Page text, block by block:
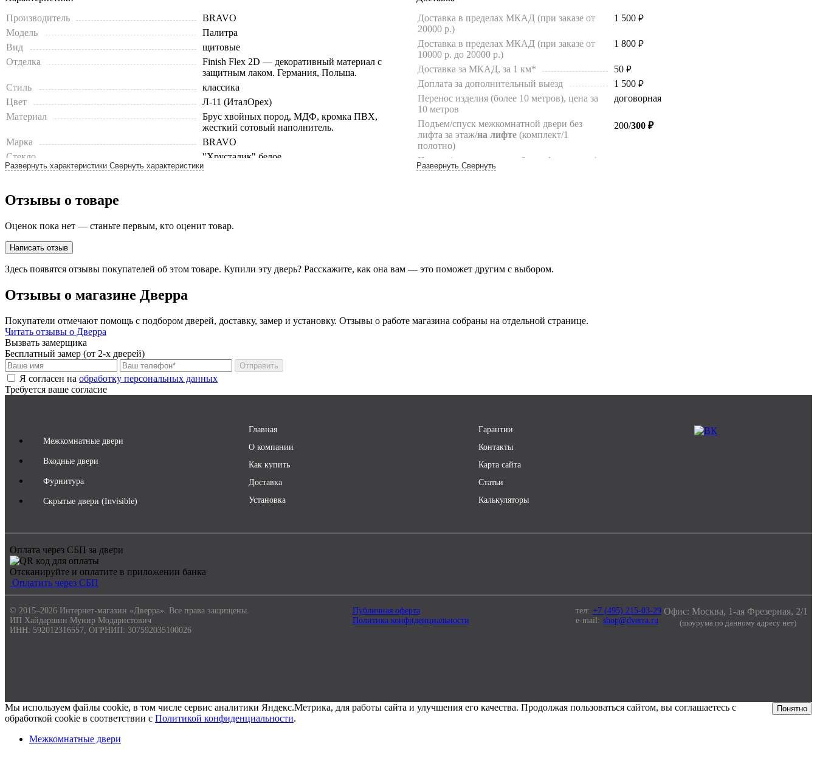
Производитель
BRAVO
Модель
Палитра
Вид
щитовые
Отделка
Finish Flex 2D — декоративный материал с
защитным лаком. Германия, Польша.
Стиль
классика
Цвет
Л-11 (ИталОрех)
Материал
Брус хвойных пород, МДФ, кромка ПВХ,
жесткий сотовый наполнитель.
Марка
BRAVO
Стекло
"Хрусталик" белое.
Тип
остекленные
Развернуть характеристики Свернуть характеристики
Доставка в пределах МКАД (при заказе от
20000 р.)
1 500руб.
Доставка в пределах МКАД (при заказе от
10000 р. до 20000 р.)
1 800руб.
Доставка за МКАД, за 1 км* 50руб.
Доплата за дополнительный выезд 1 500руб.
Перенос изделия (более 10 метров), цена за
10 метров
договорная
Подъем/спуск межкомнатной двери без
лифта за этаж/на лифте (комплект/1
полотно)
200/300 ₽
Подъем/спуск погонажа без лифта за этаж/на
лифте (до 10 шт.)
двери, стоимостью до 25 т.р./25 т.р.-35 т.р.
Развернуть Свернуть
Отзывы о товаре
Оценок пока нет — станьте первым, кто оценит товар.
Написать отзыв
Здесь появятся отзывы покупателей об этом товаре. Купили эту дверь? Расскажите, как она вам — это поможет другим с выбором.
Отзывы о магазине Дверра
Покупатели отмечают помощь с подбором дверей, доставку, замер и установку. Отзывы о работе магазина собраны на отдельной странице.
Читать отзывы о Дверра
Вызвать замерщика
Бесплатный замер (от 2-х дверей)
Отправить
Я согласен на обработку персональных данных
Требуется ваше согласие
Межкомнатные двери
Входные двери
Фурнитура
Скрытые двери (Invisible)
Главная
О компании
Как купить
Доставка
Установка
Гарантии
Контакты
Карта сайта
Статьи
Калькуляторы
Оплата через СБП за двери
Отсканируйте и оплатите в приложении банка
Оплатить через СБП
© 2015–2026 Интернет-магазин «Дверра». Все права защищены.
ИП Хайдаршин Мунир Модаристович
ИНН: 592012316557, ОГРНИП: 307592035100026
Публичная оферта
Политика конфиденциальности
тел: +7 (495) 215-03-29
e-mail: shop@dverra.ru
Офис: Москва, 1-ая Фрезерная, 2/1
(шоурума по данному адресу нет)
Мы используем файлы cookie, в том числе сервис аналитики Яндекс.Метрика, для работы сайта и улучшения его качества. Продолжая пользоваться сайтом, вы соглашаетесь с
обработкой cookie в соответствии с Политикой конфиденциальности.
Понятно
Межкомнатные двери